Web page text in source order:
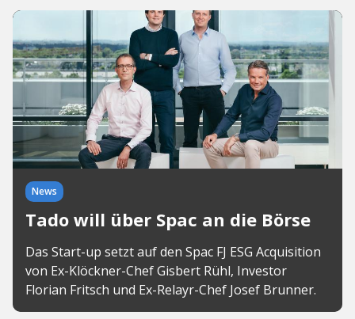
News
Tado will über Spac an die Börse
Das Start-up setzt auf den Spac FJ ESG Acquisition
von Ex-Klöckner-Chef Gisbert Rühl, Investor
Florian Fritsch und Ex-Relayr-Chef Josef Brunner.